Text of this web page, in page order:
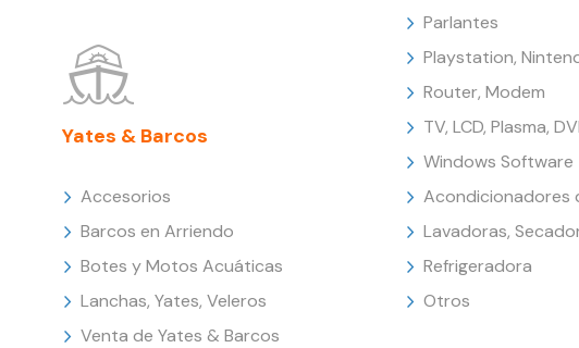
Yates & Barcos
Accesorios
Barcos en Arriendo
Botes y Motos Acuáticas
Lanchas, Yates, Veleros
Venta de Yates & Barcos
Parlantes
Playstation,
Router, Modem
TV, LCD, Plasma,
Windows Software
Acondicionadores
Lavadoras,
Refrigeradora
Otros